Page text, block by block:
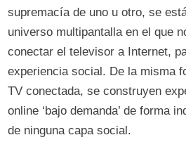
supremacía de uno u otro, se
universo multipantalla en el que
conectar el televisor a Internet,
experiencia social. De la misma
TV conectada, se construyen
online ‘bajo demanda’ de forma
de ninguna capa social.